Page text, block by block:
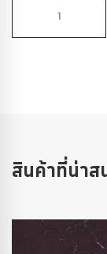
สินค้าที่น่าส